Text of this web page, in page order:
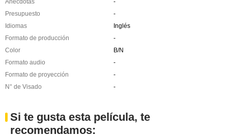
Presupuesto
-
Idiomas
Inglés
Formato de producción
-
Color
B/N
Formato audio
-
Formato de proyección
-
N° de Visado
-
Si te gusta esta película, te
recomendamos: